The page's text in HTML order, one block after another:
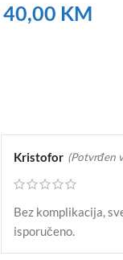
40,00 KM
Kristofor (Potvrđen
Bez komplikacija,
isporučeno.